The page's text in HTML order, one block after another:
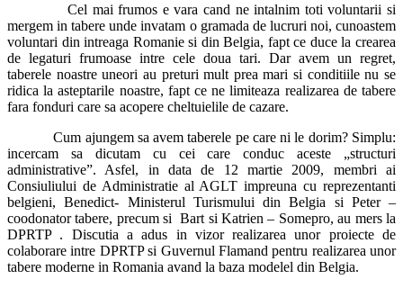
Cel mai frumos e vara cand ne intalnim toti voluntarii si
mergem in tabere unde invatam o gramada de lucruri noi, cunoastem
voluntari din intreaga Romanie si din Belgia, fapt ce duce la crearea
de legaturi frumoase intre cele doua tari. Dar avem un regret,
taberele noastre uneori au preturi mult prea mari si conditiile nu se
ridica la asteptarile noastre, fapt ce ne limiteaza realizarea de tabere
fara fonduri care sa acopere cheltuielile de cazare.
Cum ajungem sa avem taberele pe care ni le dorim? Simplu:
incercam sa dicutam cu cei care conduc aceste „structuri
administrative”. Asfel, in data de 12 martie 2009, membri ai
Consiuliului de Administratie al AGLT impreuna cu reprezentanti
belgieni, Benedict- Ministerul Turismului din Belgia si Peter –
coodonator tabere, precum si Bart si Katrien – Somepro, au mers la
DPRTP . Discutia a adus in vizor realizarea unor proiecte de
colaborare intre DPRTP si Guvernul Flamand pentru realizarea unor
tabere moderne in Romania avand la baza modelel din Belgia.